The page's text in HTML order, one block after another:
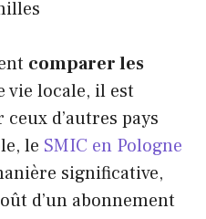
comparer les
vie locale, il est
d’autres pays
le SMIC en Pologne
significative,
d’un abonnement